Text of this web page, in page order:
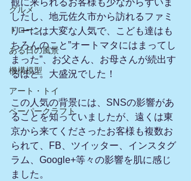
グルメ
ドローン
ある日の風景
機構模型
アート・トイ
ペーパークラフト
観に来られるお客様も少なからずいま
したし、地元佐久市から訪れるファミ
リーには大変な人気で、こども達はも
ちろんのこと”オートマタにはまってし
まった”、お父さん、お母さんが続出す
るほど。大盛況でした！
この人気の背景には、SNSの影響があ
ることを知っていましたが、遠くは東
京から来てくださったお客様も複数お
られて、FB、ツイッター、インスタグ
ラム、Google+等々の影響を肌に感じ
ました。